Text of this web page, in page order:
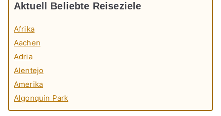
Aktuell Beliebte Reiseziele
Afrika
Aachen
Adria
Alentejo
Amerika
Algonquin Park